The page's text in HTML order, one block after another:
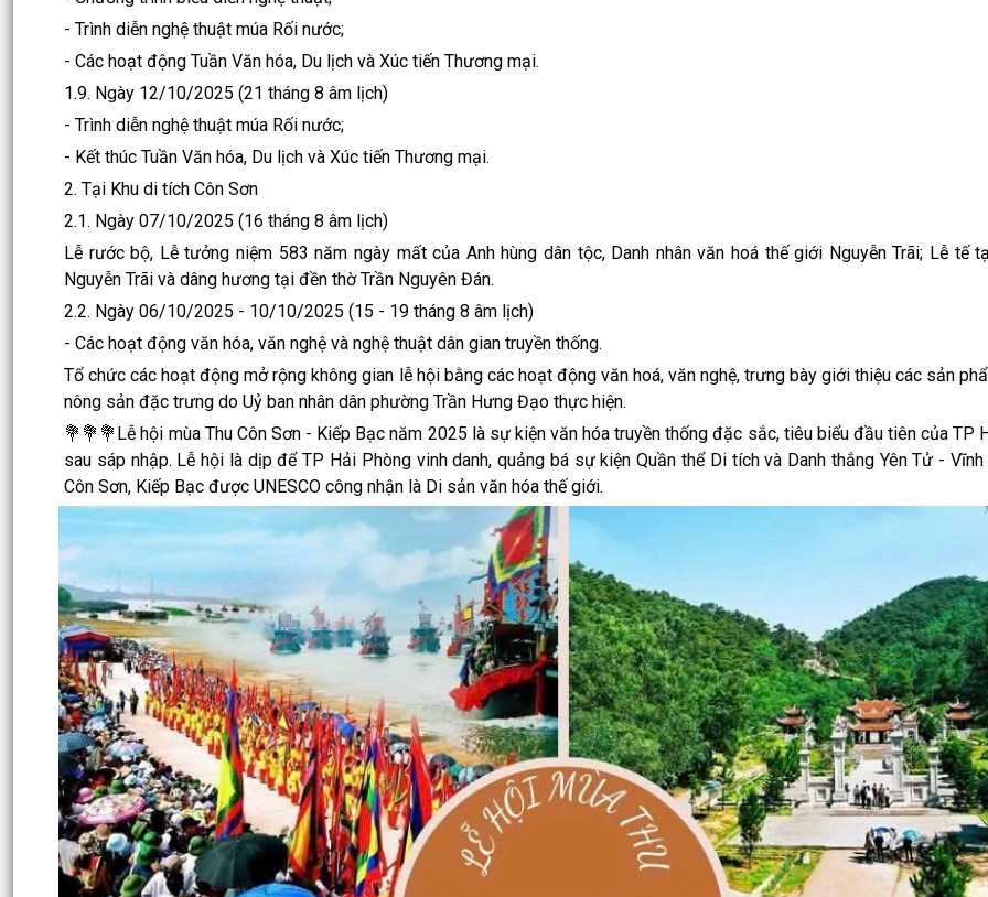
- Trình diễn nghệ thuật múa Rối nước;
- Các hoạt động Tuần Văn hóa, Du lịch và Xúc tiến Thương mại.
1.9. Ngày 12/10/2025 (21 tháng 8 âm lịch)
- Trình diễn nghệ thuật múa Rối nước;
- Kết thúc Tuần Văn hóa, Du lịch và Xúc tiến Thương mại.
2. Tại Khu di tích Côn Sơn
2.1. Ngày 07/10/2025 (16 tháng 8 âm lịch)
Lễ rước bộ, Lễ tưởng niệm 583 năm ngày mất của Anh hùng dân tộc, Danh nhân văn hoá thế giới Nguyễn Trãi; Lễ tế
Nguyễn Trãi và dâng hương tại đền thờ Trần Nguyên Đán.
2.2. Ngày 06/10/2025 - 10/10/2025 (15 - 19 tháng 8 âm lịch)
- Các hoạt động văn hóa, văn nghệ và nghệ thuật dân gian truyền thống.
Tổ chức các hoạt động mở rộng không gian lễ hội bằng các hoạt động văn hoá, văn nghệ, trưng bày giới thiệu các sản
nông sản đặc trưng do Uỷ ban nhân dân phường Trần Hưng Đạo thực hiện.
💐💐💐Lễ hội mùa Thu Côn Sơn - Kiếp Bạc năm 2025 là sự kiện văn hóa truyền thống đặc sắc, tiêu biểu đầu tiên của TP
sau sáp nhập. Lễ hội là dịp để TP Hải Phòng vinh danh, quảng bá sự kiện Quần thể Di tích và Danh thắng Yên Tử -
Côn Sơn, Kiếp Bạc được UNESCO công nhận là Di sản văn hóa thế giới.